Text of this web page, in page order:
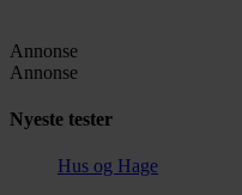
Annonse
Annonse
Nyeste tester
Hus og Hage